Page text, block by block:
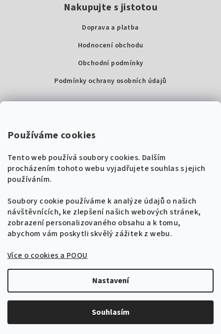
Používáme cookies
Tento web používá soubory cookies. Dalším
procházením tohoto webu vyjadřujete souhlas s jejich
používáním.
Soubory cookie používáme k analýze údajů o našich
návštěvnících, ke zlepšení našich webových stránek,
zobrazení personalizovaného obsahu a k tomu,
abychom vám poskytli skvělý zážitek z webu.
Více o cookies a POOU
Nastavení
Souhlasím
Nakupujte s jistotou
Doprava a platba
Hodnocení obchodu
Obchodní podmínky
Podmínky ochrany osobních údajů
Super Noty, s.r.o.
IČ: 04568672
+420 604 485 792
info@supernoty.cz
V pracovních dnech od 8:00 do 17:00
VISA
Vytvořil Shoptet
🎸 Naladíme tě na nové zpěvníky!
Získej tipy, novinky a 10 % slevuna první
objednávku.
Přihlásit se k odběru
Zásady zpracování osobních údajů